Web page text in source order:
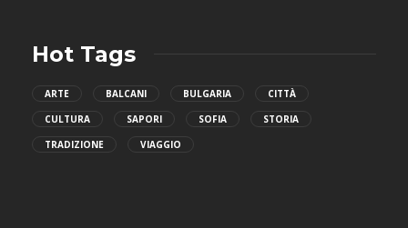
Hot Tags
ARTE BALCANI BULGARIA
CITTÀ
CULTURA
SAPORI SOFIA
STORIA
TRADIZIONE
VIAGGIO